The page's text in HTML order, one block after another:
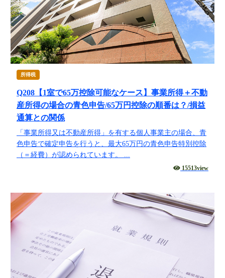
所得税
Q208【1室で65万控除可能なケース】事業所得＋不動
産所得の場合の青色申告/65万円控除の順番は？/損益
通算との関係
「事業所得又は不動産所得」を有する個人事業主の場合、青
色申告で確定申告を行うと、最大65万円の青色申告特別控除
（＝経費）が認められています。 ...
15513view